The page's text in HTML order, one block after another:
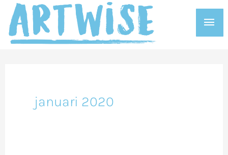
naar
januari 2020